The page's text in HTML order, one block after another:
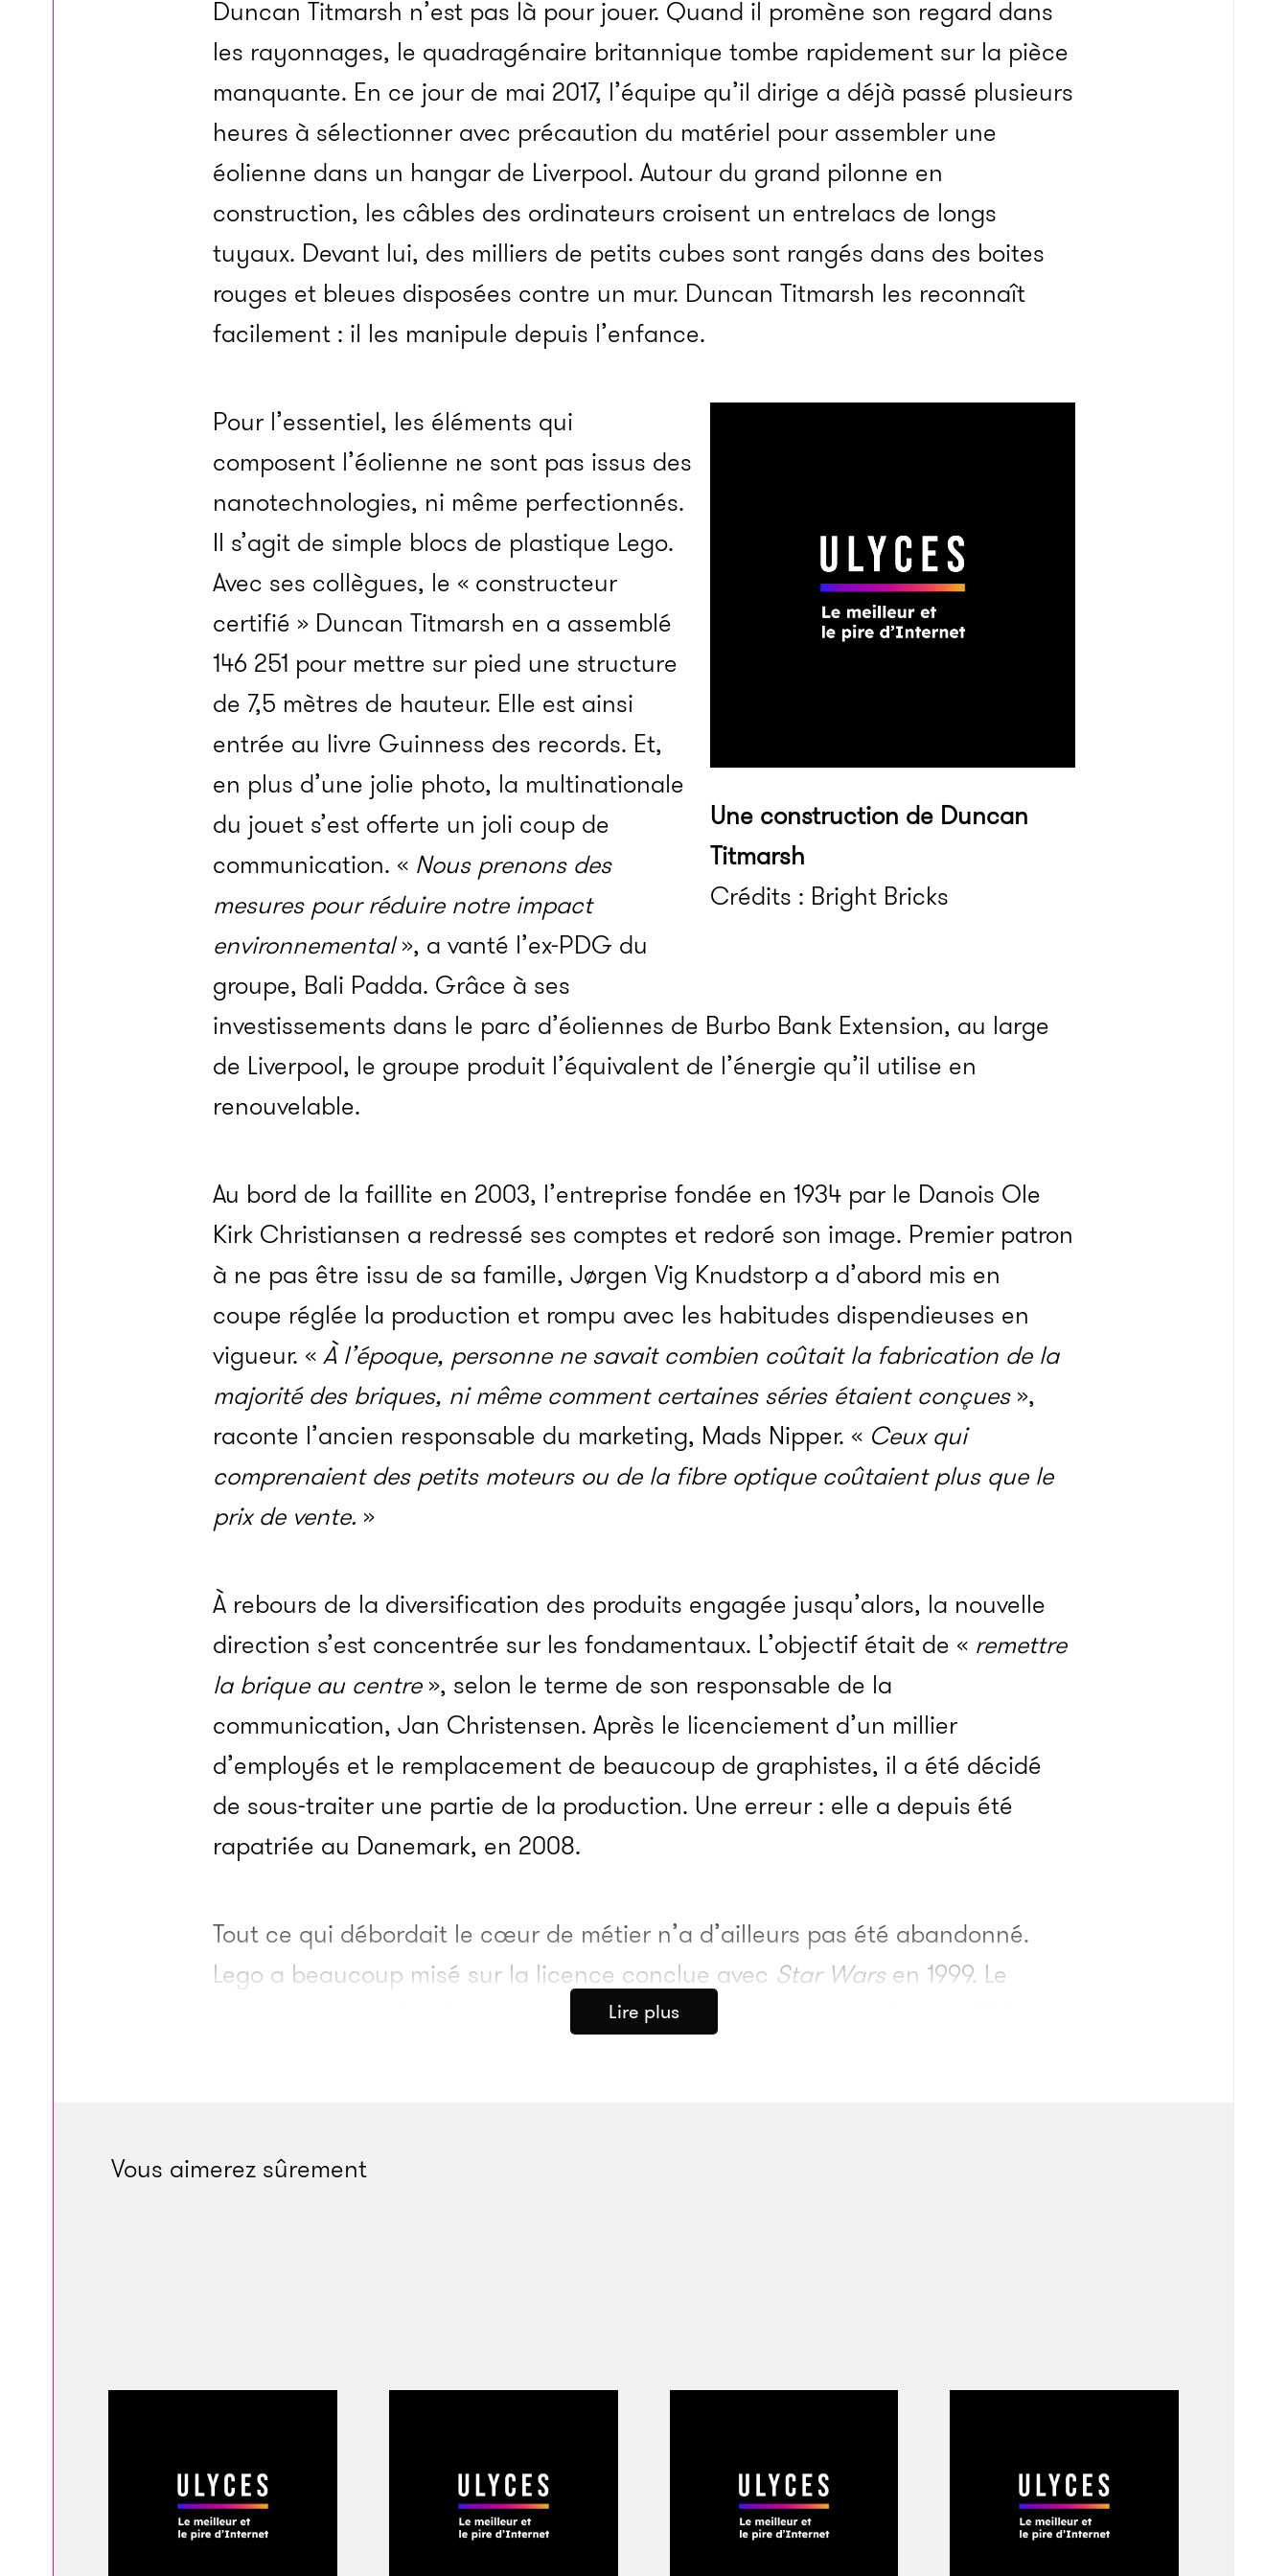
Duncan Titmarsh n’est pas là pour jouer. Quand il promène son regard dans
les rayonnages, le quadragénaire britannique tombe rapidement sur la pièce
manquante. En ce jour de mai 2017, l’équipe qu’il dirige a déjà passé plusieurs
heures à sélectionner avec précaution du matériel pour assembler une
éolienne dans un hangar de Liverpool. Autour du grand pilonne en
construction, les câbles des ordinateurs croisent un entrelacs de longs
tuyaux. Devant lui, des milliers de petits cubes sont rangés dans des boites
rouges et bleues disposées contre un mur. Duncan Titmarsh les reconnaît
facilement : il les manipule depuis l’enfance.
Une construction de Duncan
Titmarsh
Crédits : Bright Bricks
Pour l’essentiel, les éléments qui
composent l’éolienne ne sont pas issus des
nanotechnologies, ni même perfectionnés.
Il s’agit de simple blocs de plastique Lego.
Avec ses collègues, le « constructeur
certifié » Duncan Titmarsh en a assemblé
146 251 pour mettre sur pied une structure
de 7,5 mètres de hauteur. Elle est ainsi
entrée au livre Guinness des records. Et,
en plus d’une jolie photo, la multinationale
du jouet s’est offerte un joli coup de
communication. « Nous prenons des
mesures pour réduire notre impact
environnemental», a vanté l’ex-PDG du
groupe, Bali Padda. Grâce à ses
investissements dans le parc d’éoliennes de Burbo Bank Extension, au large
de Liverpool, le groupe produit l’équivalent de l’énergie qu’il utilise en
renouvelable.
Au bord de la faillite en 2003, l’entreprise fondée en 1934 par le Danois Ole
Kirk Christiansen a redressé ses comptes et redoré son image. Premier patron
à ne pas être issu de sa famille, Jørgen Vig Knudstorp a d’abord mis en
coupe réglée la production et rompu avec les habitudes dispendieuses en
vigueur. «À l’époque, personne ne savait combien coûtait la fabrication de la
majorité des briques, ni même comment certaines séries étaient conçues»,
raconte l’ancien responsable du marketing, Mads Nipper. « Ceux qui
comprenaient des petits moteurs ou de la fibre optique coûtaient plus que le
prix de vente. »
À rebours de la diversification des produits engagée jusqu’alors, la nouvelle
direction s’est concentrée sur les fondamentaux. L’objectif était de « remettre
la brique au centre», selon le terme de son responsable de la
communication, Jan Christensen. Après le licenciement d’un millier
d’employés et le remplacement de beaucoup de graphistes, il a été décidé
de sous-traiter une partie de la production. Une erreur : elle a depuis été
rapatriée au Danemark, en 2008.
Tout ce qui débordait le cœur de métier n’a d’ailleurs pas été abandonné.
Lego a beaucoup misé sur la licence conclue avec Star Warsen 1999. Le
cinéma a inspiré les figurines qui ont à leur tour investi le cinéma en 2014, au
Noël, nous sommes la première marque sur YouTube
millions de personnes et les « stickers » à l’effigie des petits personnages
aussi été vus 600 millions de fois en un mois sous la forme de gifs. Le
fabricant de jouet est présent sur la plateforme russe VKontakte et possède
son propre réseau social,Lego Life
. Le 15 janvier 2018, un partenariat a été
Lire plus
Vous aimerez sûrement